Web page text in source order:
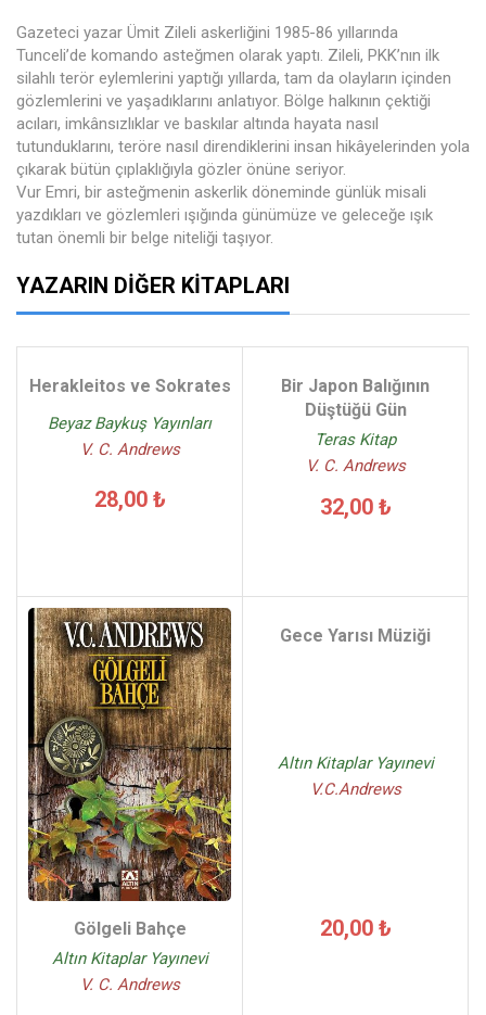
Gazeteci yazar Ümit Zileli askerliğini 1985-86 yıllarında
Tunceli’de komando asteğmen olarak yaptı. Zileli, PKK’nın ilk
silahlı terör eylemlerini yaptığı yıllarda, tam da olayların içinden
gözlemlerini ve yaşadıklarını anlatıyor. Bölge halkının çektiği
acıları, imkânsızlıklar ve baskılar altında hayata nasıl
tutunduklarını, teröre nasıl direndiklerini insan hikâyelerinden yola
çıkarak bütün çıplaklığıyla gözler önüne seriyor.
Vur Emri, bir asteğmenin askerlik döneminde günlük misali
yazdıkları ve gözlemleri ışığında günümüze ve geleceğe ışık
tutan önemli bir belge niteliği taşıyor.
YAZARIN DIĞER KITAPLARI
Herakleitos ve Sokrates
Beyaz Baykuş Yayınları
V. C. Andrews
28,00 ₺
Bir Japon Balığının
Düştüğü Gün
Teras Kitap
V. C. Andrews
32,00 ₺
Gölgeli Bahçe
Altın Kitaplar Yayınevi
V. C. Andrews
Gece Yarısı Müziği
Altın Kitaplar Yayınevi
V.C.Andrews
20,00 ₺